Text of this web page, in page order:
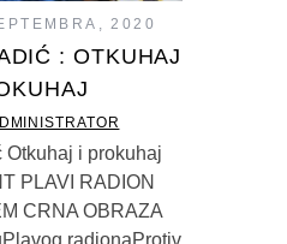
2020
: OTKUHAJ
Otkuhaj i prokuhaj
PLAVI RADION
CRNA OBRAZA
radionaProtiv